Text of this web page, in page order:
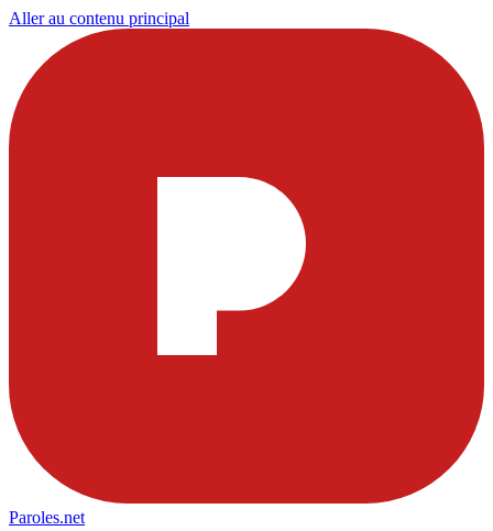
Aller au contenu principal
Paroles.net